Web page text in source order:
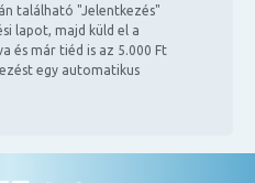
található "Jelentkezés"
lapot, majd küld el a
és már tiéd is az 5.000 Ft
egy automatikus